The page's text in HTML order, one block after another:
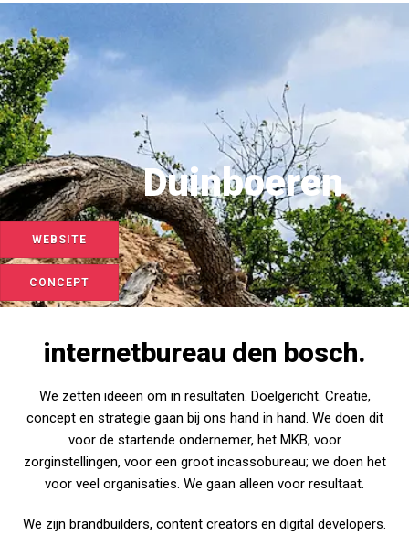
Duinboeren
WEBSITE
CONCEPT
internetbureau den bosch.
We zetten ideeën om in resultaten. Doelgericht. Creatie,
concept en strategie gaan bij ons hand in hand. We doen dit
voor de startende ondernemer, het MKB, voor
zorginstellingen, voor een groot incassobureau; we doen het
voor veel organisaties. We gaan alleen voor resultaat.
We zijn brandbuilders, content creators en digital developers.